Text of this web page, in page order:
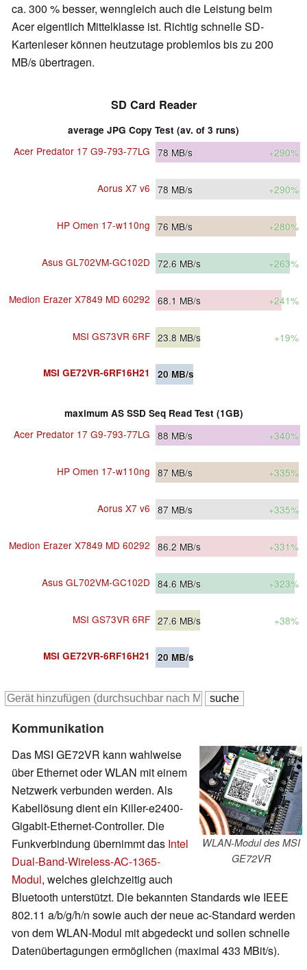
ca. 300 % besser, wenngleich auch die Leistung beim
Acer eigentlich Mittelklasse ist. Richtig schnelle SD-
Kartenleser können heutzutage problemlos bis zu 200
MB/s übertragen.
SD Card Reader
average JPG Copy Test (av. of 3 runs)
Acer Predator 17 G9-793-77LG 78 MB/s +290%
Aorus X7 v6 78 MB/s +290%
HP Omen 17-w110ng 76 MB/s +280%
Asus GL702VM-GC102D 72.6 MB/s +263%
Medion Erazer X7849 MD 60292 68.1 MB/s +241%
MSI GS73VR 6RF 23.8 MB/s +19%
MSI GE72VR-6RF16H21 20 MB/s
maximum AS SSD Seq Read Test (1GB)
Acer Predator 17 G9-793-77LG 88 MB/s +340%
HP Omen 17-w110ng 87 MB/s +335%
Aorus X7 v6 87 MB/s +335%
Medion Erazer X7849 MD 60292 86.2 MB/s +331%
Asus GL702VM-GC102D 84.6 MB/s +323%
MSI GS73VR 6RF 27.6 MB/s +38%
MSI GE72VR-6RF16H21 20 MB/s
Kommunikation
WLAN-Modul des MSI
GE72VR
Das MSI GE72VR kann wahlweise
über Ethernet oder WLAN mit einem
Netzwerk verbunden werden. Als
Kabellösung dient ein Killer-e2400-
Gigabit-Ethernet-Controller. Die
Funkverbindung übernimmt das Intel
Dual-Band-Wireless-AC-1365-
Modul, welches gleichzeitig auch
Bluetooth unterstützt. Die bekannten Standards wie IEEE
802.11 a/b/g/h/n sowie auch der neue ac-Standard werden
von dem WLAN-Modul mit abgedeckt und sollen schnelle
Datenübertagungen ermöglichen (maximal 433 MBit/s).